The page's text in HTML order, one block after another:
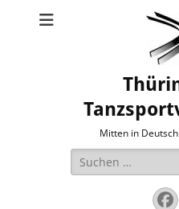
Mitten in
Suche
nach: